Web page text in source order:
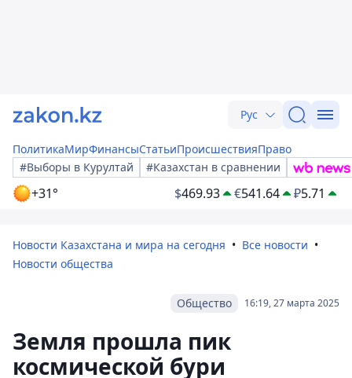
Рус
ПолитикаМирФинансыСтатьиПроисшествияПраво
#Выборы в Курултай
#Казахстан в сравнении
+31° $469.93 €541.64 ₽5.71
Новости Казахстана и мира на сегодня
Все новости
Новости общества
16:19, 27 марта 2025
Общество
Земля прошла пик
космической бури